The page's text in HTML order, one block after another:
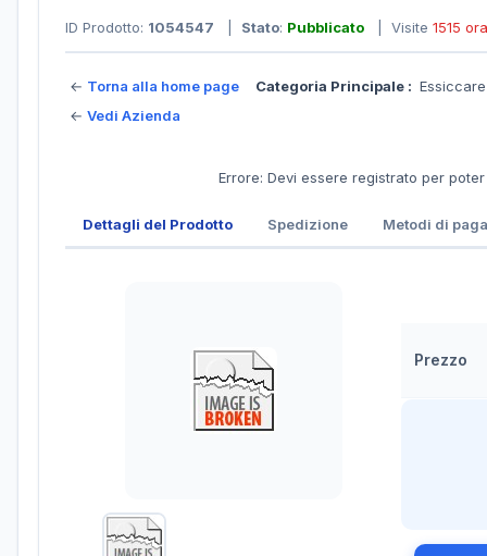
ID Prodotto: 1054547 Stato: Pubblicato | Visite 1515 ora
← Torna alla home page
← Vedi Azienda
Categoria Principale :
Errore: Devi essere registrato per
Dettagli del Prodotto Spedizione Metodi di
Prezzo